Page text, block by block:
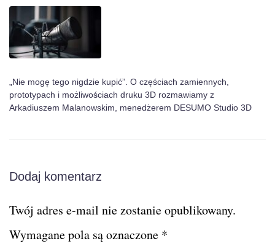
„Nie mogę tego nigdzie kupić”. O częściach zamiennych,
prototypach i możliwościach druku 3D rozmawiamy z
Arkadiuszem Malanowskim, menedżerem DESUMO Studio 3D
Dodaj komentarz
Twój adres e-mail nie zostanie opublikowany.
Wymagane pola są oznaczone *